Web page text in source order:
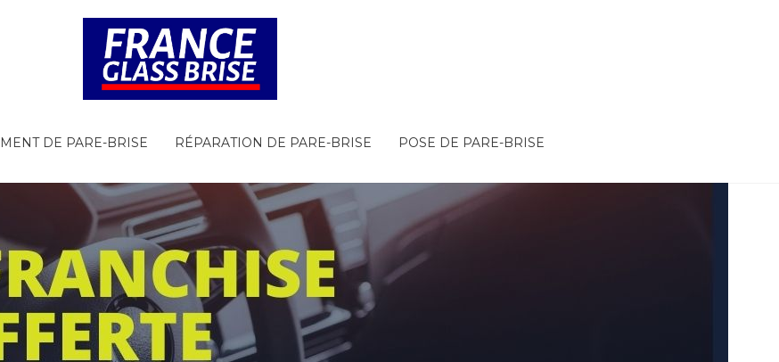
DE PARE-BRISE RÉPARATION DE PARE-BRISE POSE DE PARE-BRISE